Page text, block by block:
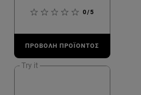
0/5
ΠΡΟΒΟΛΉ ΠΡΟΪΌΝΤΟΣ
Try it